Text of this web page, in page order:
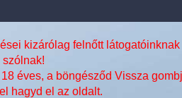
kizárólag felnőtt látogatóinknak
szólnak!
éves, a böngésződ Vissza
hagyd el az oldalt.